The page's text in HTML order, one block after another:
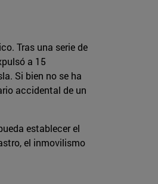
Tras una serie de
a 15
Si bien no se ha
accidental de un
establecer el
el inmovilismo